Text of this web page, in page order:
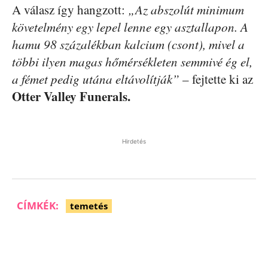
A válasz így hangzott: „Az abszolút minimum
követelmény egy lepel lenne egy asztallapon. A
hamu 98 százalékban kalcium (csont), mivel a
többi ilyen magas hőmérsékleten semmivé ég el,
a fémet pedig utána eltávolítják” – fejtette ki az
Otter Valley Funerals.
Hirdetés
CÍMKÉK: temetés